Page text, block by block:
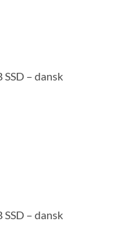
SSD – dansk
SSD – dansk